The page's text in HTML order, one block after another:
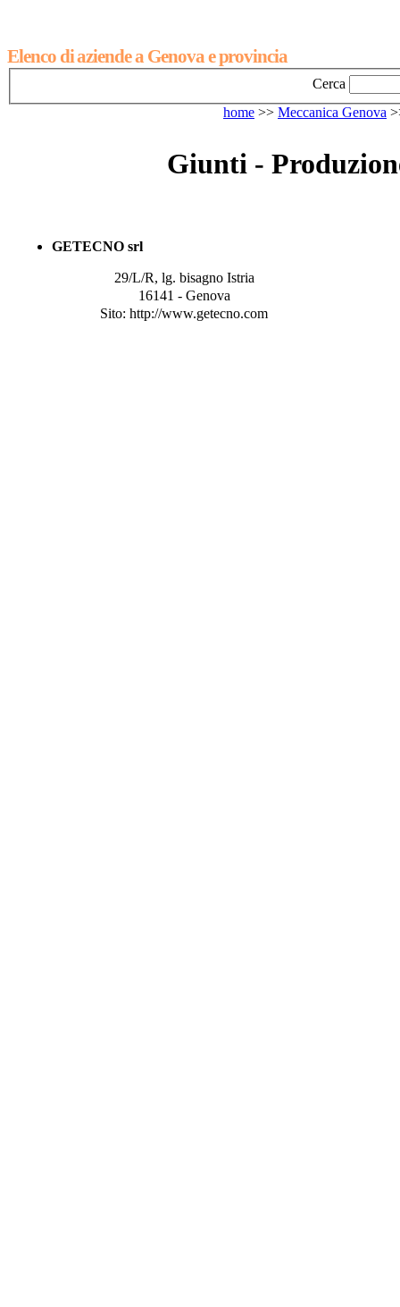
Elenco di aziende a Genova e provincia
Cerca
home >> Meccanica Genova
Giunti -
GETECNO srl
29/L/R, lg. bisagno Istria
16141 - Genova
Sito: http://www.getecno.com